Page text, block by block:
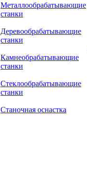
Металлообрабатывающие
станки
Деревообрабатывающие
станки
Камнеобрабатывающие
станки
Стеклообрабатывающие
станки
Станочная оснастка